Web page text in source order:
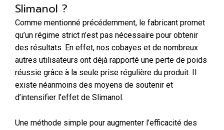
Slimanol ?
Comme mentionné précédemment, le fabricant promet
qu’un régime strict n’est pas nécessaire pour obtenir
des résultats. En effet, nos cobayes et de nombreux
autres utilisateurs ont déjà rapporté une perte de poids
réussie grâce à la seule prise régulière du produit. Il
existe néanmoins des moyens de soutenir et
d’intensifier l’effet de Slimanol.
Une méthode simple pour augmenter l’efficacité des